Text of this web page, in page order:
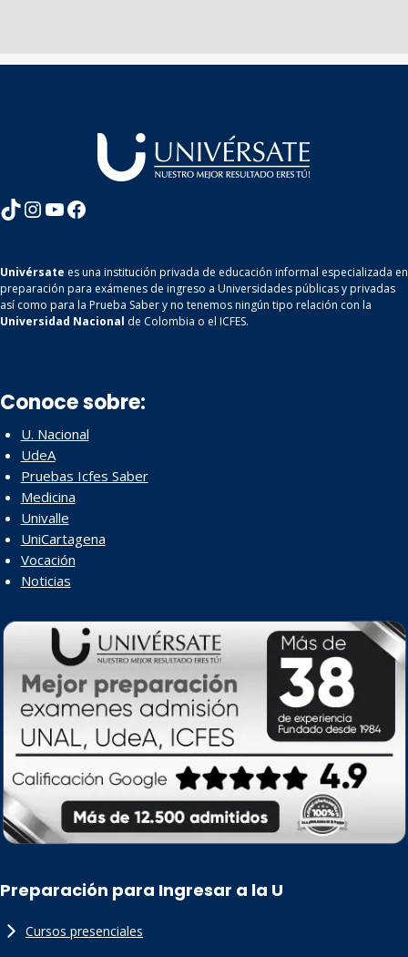
TikTok InstagramYouTube Facebook
Univérsate es una institución privada de educación informal especializada en
preparación para exámenes de ingreso a Universidades públicas y privadas
así como para la Prueba Saber y no tenemos ningún tipo relación con la
Universidad Nacional de Colombia o el ICFES.
Conoce sobre:
U. Nacional
UdeA
Pruebas Icfes Saber
Medicina
Univalle
UniCartagena
Vocación
Noticias
Preparación para Ingresar a la U
Cursos presenciales